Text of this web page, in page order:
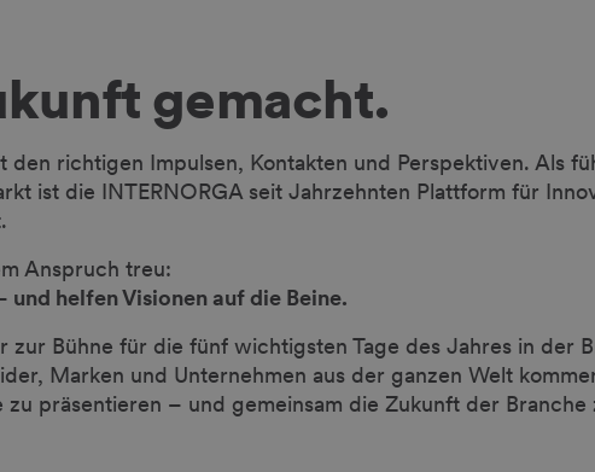
gemacht.
den richtigen Impulsen, Kontakten und Perspektiven. Als
ist die INTERNORGA seit Jahrzehnten Plattform für
Anspruch treu:
helfen Visionen auf die Beine.
Bühne für die fünf wichtigsten Tage des Jahres in der
Marken und Unternehmen aus der ganzen Welt
präsentieren – und gemeinsam die Zukunft der Branche